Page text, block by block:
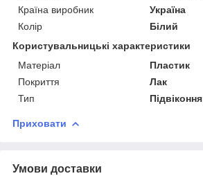
Країна виробник
Україна
Колір
Білий
Користувальницькі характеристики
Матеріал
Пластик
Покриття
Лак
Тип
Підвіконня
Приховати
Умови доставки